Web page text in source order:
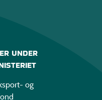
UNDER
og